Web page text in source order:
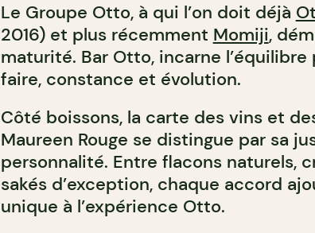
Le Groupe Otto, à qui l’on doit déjà
2016) et plus récemment Momiji,
maturité. Bar Otto, incarne
faire, constance et évolution.
Côté boissons, la carte des vins et
Maureen Rouge se distingue par sa
personnalité. Entre flacons naturels,
sakés d’exception, chaque accord
unique à l’expérience Otto.